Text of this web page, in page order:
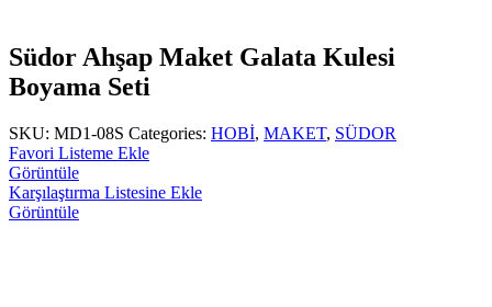
Südor Ahşap Maket Galata Kulesi
Boyama Seti
SKU: MD1-08S Categories: HOBİ, MAKET, SÜDOR
Favori Listeme Ekle
Görüntüle
Karşılaştırma Listesine Ekle
Görüntüle